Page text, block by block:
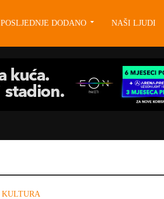
POSLJEDNJE DODANO NAŠI LJUDI
KULTURA